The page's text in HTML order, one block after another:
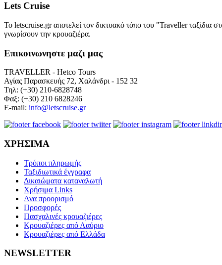
Lets Cruise
Το letscruise.gr αποτελεί τον δικτυακό τόπο του "Traveller ταξίδια
γνωρίσουν την κρουαζιέρα.
Επικοινωνηστε μαζι μας
TRAVELLER - Hetco Tours
Αγίας Παρασκευής 72, Χαλάνδρι - 152 32
Τηλ: (+30) 210-6828748
Φαξ: (+30) 210 6828246
E-mail: info@letscruise.gr
ΧΡΗΣΙΜΑ
Τρόποι πληρωμής
Ταξιδιωτικά έγγραφα
Δικαιώματα καταναλωτή
Χρήσιμα Links
Ανα προορισμό
Προσφορές
Πασχαλινές κρουαζιέρες
Κρουαζιέρες από Λαύριο
Κρουαζιέρες από Ελλάδα
NEWSLETTER